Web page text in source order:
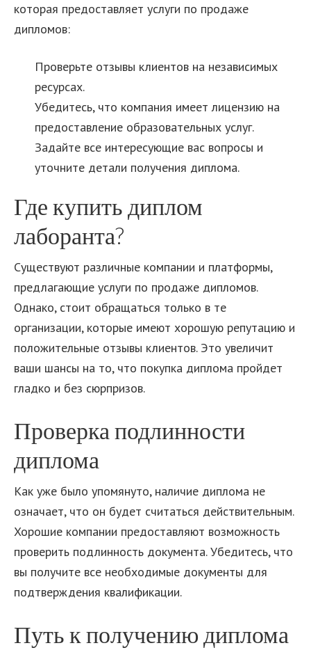
которая предоставляет услуги по продаже
дипломов:
Проверьте отзывы клиентов на независимых
ресурсах.
Убедитесь, что компания имеет лицензию на
предоставление образовательных услуг.
Задайте все интересующие вас вопросы и
уточните детали получения диплома.
Где купить диплом
лаборанта?
Существуют различные компании и платформы,
предлагающие услуги по продаже дипломов.
Однако, стоит обращаться только в те
организации, которые имеют хорошую репутацию и
положительные отзывы клиентов. Это увеличит
ваши шансы на то, что покупка диплома пройдет
гладко и без сюрпризов.
Проверка подлинности
диплома
Как уже было упомянуто, наличие диплома не
означает, что он будет считаться действительным.
Хорошие компании предоставляют возможность
проверить подлинность документа. Убедитесь, что
вы получите все необходимые документы для
подтверждения квалификации.
Путь к получению диплома